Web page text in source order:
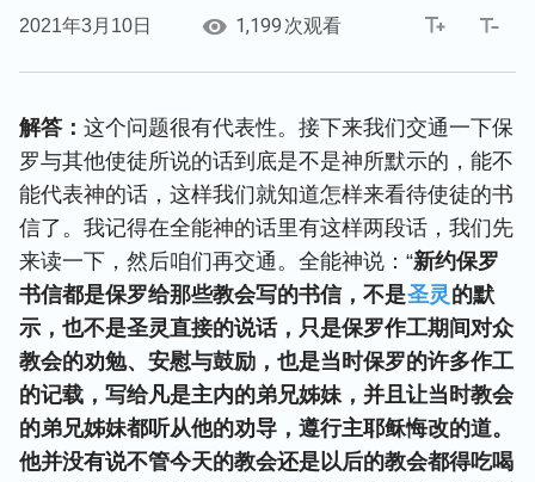
2021年3月10日 1,199 次观看
解答： 这个问题很有代表性。接下来我们交通一下保
罗与其他使徒所说的话到底是不是神所默示的，能不
能代表神的话，这样我们就知道怎样来看待使徒的书
信了。我记得在全能神的话里有这样两段话，我们先
来读一下，然后咱们再交通。全能神说：“新约保罗
书信都是保罗给那些教会写的书信，不是圣灵 的默
示，也不是圣灵直接的说话，只是保罗作工期间对众
教会的劝勉、安慰与鼓励，也是当时保罗的许多作工
的记载，写给凡是主内的弟兄姊妹，并且让当时教会
的弟兄姊妹都听从他的劝导，遵行主耶稣悔改的道。
他并没有说不管今天的教会还是以后的教会都得吃喝